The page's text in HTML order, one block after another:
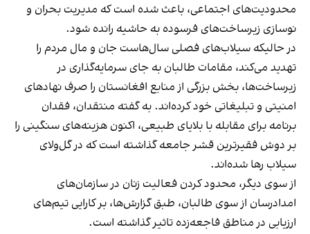
محدودیت‌های اجتماعی، باعث شده است که مدیریت بحران و
نوسازی زیرساخت‌های فرسوده به حاشیه رانده شود.
در حالیکه سیلاب‌های فصلی سال‌هاست جان و مال مردم را
تهدید می‌کند، مقامات طالبان به جای سرمایه‌گذاری در
زیرساخت‌ها، بخش بزرگی از منابع افغانستان را صرف نهادهای
امنیتی و تبلیغاتی خود کرده‌اند. به گفته منتقدان، فقدان
برنامه برای مقابله با بلایای طبیعی، اکنون هزینه‌های سنگینی را
بر دوش فقیرترین قشر جامعه گذاشته است که در گل‌ولای
سیلاب رها شده‌اند.
از سوی دیگر، محدود کردن فعالیت زنان در سازمان‌های
امدادرسان از سوی طالبان، طبق گزارش‌ها، بر کارایی تیم‌های
ارزیابی در مناطق فاجعه‌زده تاثیر گذاشته است.